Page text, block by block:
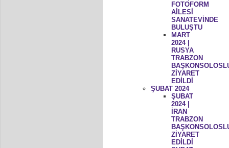
FOTOFORM
AİLESİ
SANATEVİNDE
BULUŞTU
MART
2024 |
RUSYA
TRABZON
ZİYARET
EDİLDİ
ŞUBAT 2024
ŞUBAT
2024 |
İRAN
TRABZON
ZİYARET
EDİLDİ